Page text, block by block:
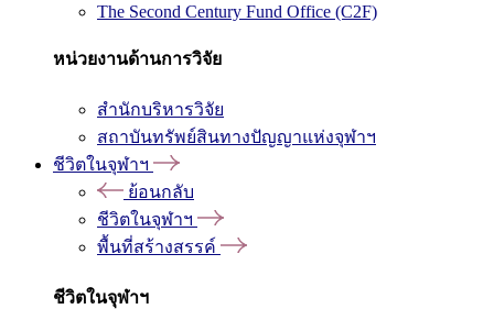
The Second Century Fund Office (C2F)
หน่วยงานด้านการวิจัย
สำนักบริหารวิจัย
สถาบันทรัพย์สินทางปัญญาแห่งจุฬาฯ
ชีวิตในจุฬาฯ
ย้อนกลับ
ชีวิตในจุฬาฯ
พื้นที่สร้างสรรค์
ชีวิตในจุฬาฯ